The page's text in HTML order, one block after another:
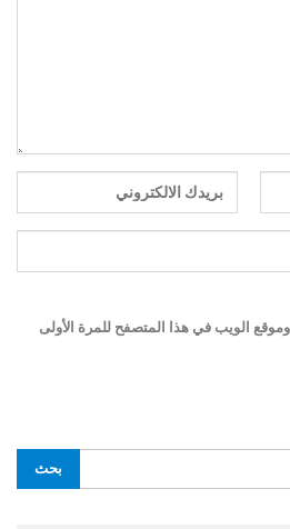
الويب في هذا المتصفح للمرة الأولى